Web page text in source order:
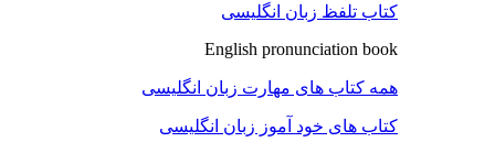
کتاب تلفظ زبان انگلیسی
English pronunciation book
همه کتاب های مهارت زبان انگلیسی
کتاب های خود آموز زبان انگلیسی